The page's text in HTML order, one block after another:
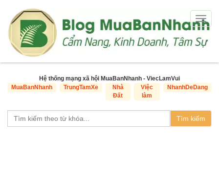
Hệ thống mạng xã hội MuaBanNhanh - ViecLamVui
MuaBanNhanh
TrungTamXe
Nhà
Đất
Việc
làm
NhanhDeDang
Tìm kiếm